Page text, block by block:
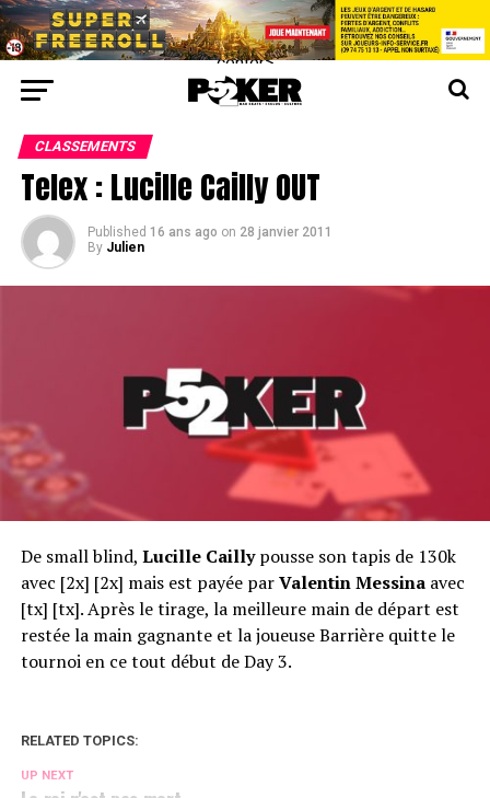
center>
CLASSEMENTS
Telex : Lucille Cailly OUT
Published 16 ans ago on 28 janvier 2011
By Julien
De small blind, Lucille Caillypousse son tapis de 130k
avec [2x] [2x] mais est payée parValentin Messinaavec
[tx] [tx]. Après le tirage, la meilleure main de départ est
restée la main gagnante et la joueuse Barrière quitte le
tournoi en ce tout début de Day 3.
RELATED TOPICS:
UP NEXT